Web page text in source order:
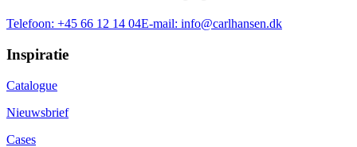
Telefoon: +45 66 12 14 04E-mail: info@carlhansen.dk
Inspiratie
Catalogue
Nieuwsbrief
Cases